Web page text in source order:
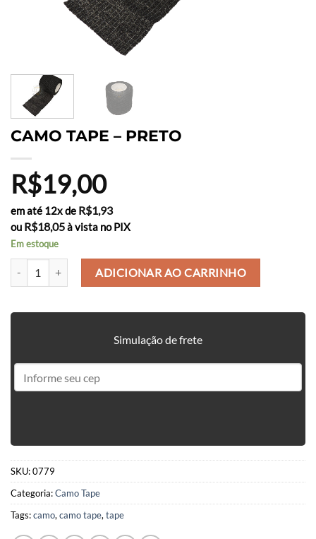
CAMO TAPE – PRETO
R$19,00
em até 12x de R$1,93
ou R$18,05à vista no PIX
Em estoque
CAMO TAPE - PRETO quantidadeADICIONAR AO CARRINHO
Simulação de frete
SKU:0779
Categoria:Camo Tape
Tags:camo,camo tape,tape